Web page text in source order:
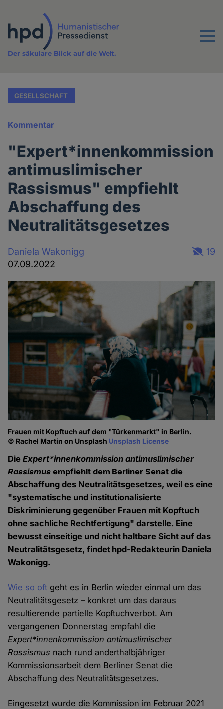
Inhalt
Menu
Der säkulare Blick auf die Welt.
GESELLSCHAFT
Kommentar
"Expert*innenkommission
antimuslimischer
Rassismus" empfiehlt
Abschaffung des
Neutralitätsgesetzes
Daniela Wakonigg
07.09.2022
19
Frauen mit Kopftuch auf dem "Türkenmarkt" in Berlin.
© Rachel Martin on Unsplash Unsplash License
DieExpert*innenkommission antimuslimischer
Rassismus empfiehlt dem Berliner Senat die
Abschaffung des Neutralitätsgesetzes, weil es eine
"systematische und institutionalisierte
Diskriminierung gegenüber Frauen mit Kopftuch
ohne sachliche Rechtfertigung" darstelle. Eine
bewusst einseitige und nicht haltbare Sicht auf das
Neutralitätsgesetz, findet hpd-Redakteurin Daniela
Wakonigg.
Wie so oft geht es in Berlin wieder einmal um das
Neutralitätsgesetz – konkret um das daraus
resultierende partielle Kopftuchverbot. Am
vergangenen Donnerstag empfahl die
Expert*innenkommission antimuslimischer
Rassismus nach rund anderthalbjähriger
Kommissionsarbeit dem Berliner Senat die
Abschaffung des Neutralitätsgesetzes.
Eingesetzt wurde die Kommission im Februar 2021